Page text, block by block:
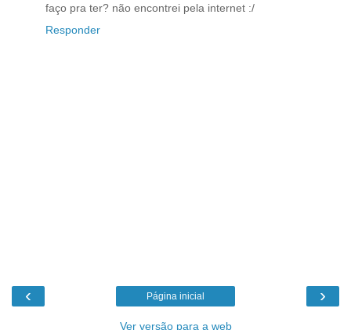
faço pra ter? não encontrei pela internet :/
Responder
‹ ›
Página inicial
Ver versão para a web